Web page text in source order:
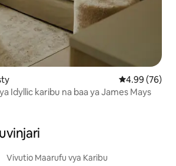
Ukadiriaji wa
4.99 (76)
Idyllic karibu na baa ya James Mays
Vivutio Maarufu vya Karibu